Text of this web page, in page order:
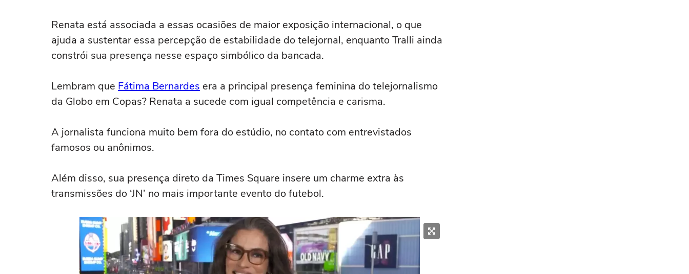
Renata está associada a essas ocasiões de maior exposição internacional, o que
ajuda a sustentar essa percepção de estabilidade do telejornal, enquanto Tralli ainda
constrói sua presença nesse espaço simbólico da bancada.
Lembram que Fátima Bernardes era a principal presença feminina do telejornalismo
da Globo em Copas? Renata a sucede com igual competência e carisma.
A jornalista funciona muito bem fora do estúdio, no contato com entrevistados
famosos ou anônimos.
Além disso, sua presença direto da Times Square insere um charme extra às
transmissões do ‘JN’ no mais importante evento do futebol.